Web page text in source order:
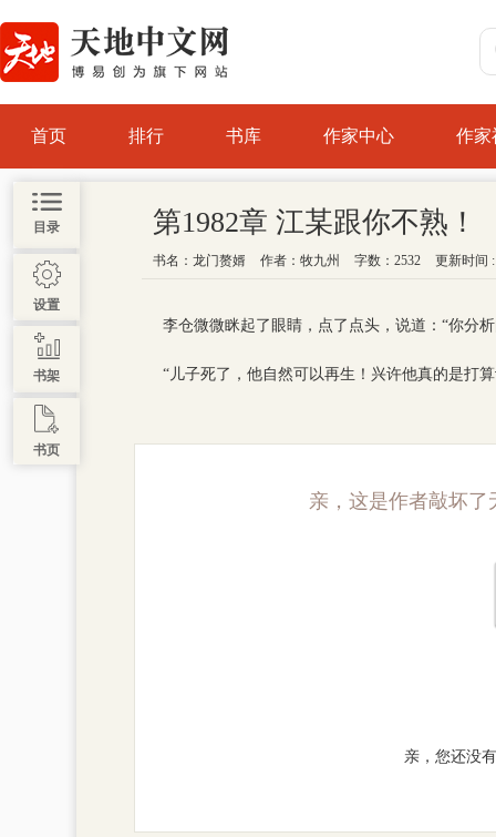
首页 排行 书库 作家中心 作家
目录
设置
书架
书页
第1982章 江某跟你不熟！
书名： 龙门赘婿 作者： 牧九州 字数：2532 更新时间 :
李仓微微眯起了眼睛，点了点头，说道：“你分
“儿子死了，他自然可以再生！兴许他真的是打
亲，这是作者敲坏
亲，您还没